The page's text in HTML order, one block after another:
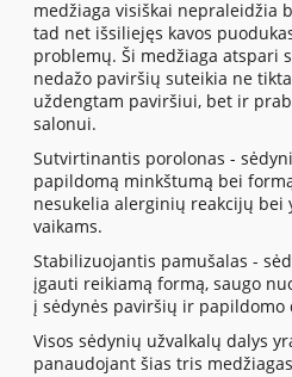
medžiaga visiškai nepraleidžia
tad net išsiliejęs kavos
problemų. Ši medžiaga atspari
nedažo paviršių suteikia ne
uždengtam paviršiui, bet ir
salonui.
Sutvirtinantis porolonas -
papildomą minkštumą bei
nesukelia alerginių reakcijų bei
vaikams.
Stabilizuojantis pamušalas -
įgauti reikiamą formą, saugo
į sėdynės paviršių ir papildomo
Visos sėdynių užvalkalų dalys
panaudojant šias tris